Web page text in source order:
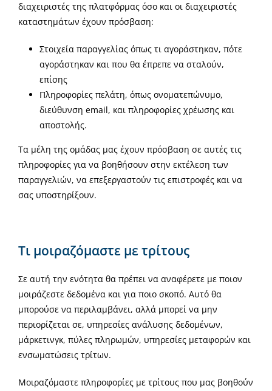
διαχειριστές της πλατφόρμας όσο και οι διαχειριστές
καταστημάτων έχουν πρόσβαση:
Στοιχεία παραγγελίας όπως τι αγοράστηκαν, πότε
αγοράστηκαν και που θα έπρεπε να σταλούν,
επίσης
Πληροφορίες πελάτη, όπως ονοματεπώνυμο,
διεύθυνση email, και πληροφορίες χρέωσης και
αποστολής.
Τα μέλη της ομάδας μας έχουν πρόσβαση σε αυτές τις
πληροφορίες για να βοηθήσουν στην εκτέλεση των
παραγγελιών, να επεξεργαστούν τις επιστροφές και να
σας υποστηρίξουν.
Τι μοιραζόμαστε με τρίτους
Σε αυτή την ενότητα θα πρέπει να αναφέρετε με ποιον
μοιράζεστε δεδομένα και για ποιο σκοπό. Αυτό θα
μπορούσε να περιλαμβάνει, αλλά μπορεί να μην
περιορίζεται σε, υπηρεσίες ανάλυσης δεδομένων,
μάρκετινγκ, πύλες πληρωμών, υπηρεσίες μεταφορών και
ενσωματώσεις τρίτων.
Μοιραζόμαστε πληροφορίες με τρίτους που μας βοηθούν